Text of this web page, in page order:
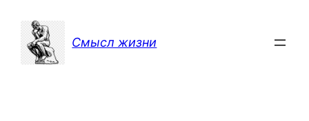
содержимому
Смысл жизни